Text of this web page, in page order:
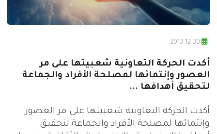
أكدت الحركة التعاونية شعبيتها على مر
العصور وإنتمائها لمصلحة الأفراد والجماعة
لتحقيق أهدافها ...
أكدت الحركة التعاونية شعبيتها على مر العصور
وإنتمائها لمصلحة الأفراد والجماعة لتحقيق